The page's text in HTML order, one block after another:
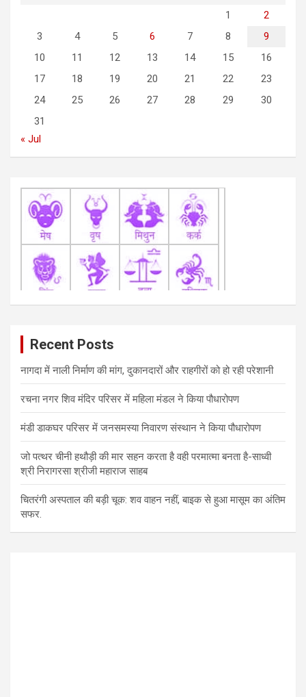
1
2
3
4 5 6 7 8
9
10
11 12 13 14 15
16
17
18 19 20 21 22
23
24
25 26 27 28 29
30
31
« Jul
Recent Posts
नागदा में नाली निर्माण की मांग, दुकानदारों और राहगीरों को हो रही परेशानी
रचना नगर शिव मंदिर परिसर में महिला मंडल ने किया पौधारोपण
मंडी डाकघर परिसर में जनसमस्या निवारण संस्थान ने किया पौधारोपण
जो पत्थर चीनी हथौड़ी की मार सहन करता है वही परमात्मा बनता है-साध्वी
श्री निरागरसा श्रीजी महाराज साहब
चितरंगी अस्पताल की बड़ी चूक: शव वाहन नहीं, बाइक से हुआ मासूम का अंतिम
सफर.